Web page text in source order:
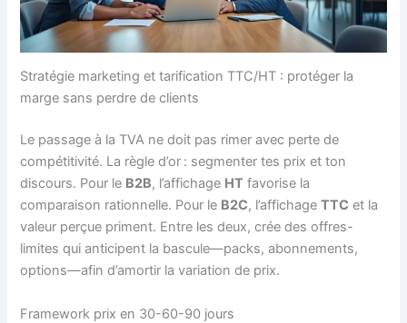
Stratégie marketing et tarification TTC/HT : protéger la
marge sans perdre de clients
Le passage à la TVA ne doit pas rimer avec perte de
compétitivité. La règle d’or : segmenter tes prix et ton
discours. Pour le B2B, l’affichage HT favorise la
comparaison rationnelle. Pour le B2C, l’affichageTTC et la
valeur perçue priment. Entre les deux, crée des offres-
limites qui anticipent la bascule—packs, abonnements,
options—afin d’amortir la variation de prix.
Framework prix en 30-60-90 jours